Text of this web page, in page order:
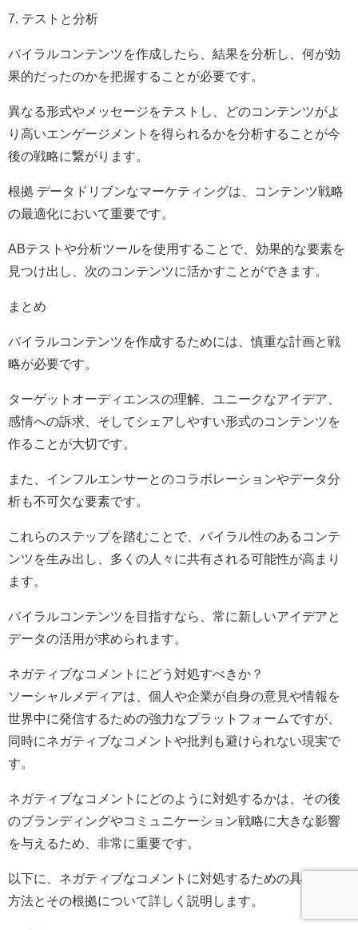
7. テストと分析
バイラルコンテンツを作成したら、結果を分析し、何が効
果的だったのかを把握することが必要です。
異なる形式やメッセージをテストし、どのコンテンツがよ
り高いエンゲージメントを得られるかを分析することが今
後の戦略に繋がります。
根拠 データドリブンなマーケティングは、コンテンツ戦略
の最適化において重要です。
ABテストや分析ツールを使用することで、効果的な要素を
見つけ出し、次のコンテンツに活かすことができます。
まとめ
バイラルコンテンツを作成するためには、慎重な計画と戦
略が必要です。
ターゲットオーディエンスの理解、ユニークなアイデア、
感情への訴求、そしてシェアしやすい形式のコンテンツを
作ることが大切です。
また、インフルエンサーとのコラボレーションやデータ分
析も不可欠な要素です。
これらのステップを踏むことで、バイラル性のあるコンテ
ンツを生み出し、多くの人々に共有される可能性が高まり
ます。
バイラルコンテンツを目指すなら、常に新しいアイデアと
データの活用が求められます。
ネガティブなコメントにどう対処すべきか？
ソーシャルメディアは、個人や企業が自身の意見や情報を
世界中に発信するための強力なプラットフォームですが、
同時にネガティブなコメントや批判も避けられない現実で
す。
ネガティブなコメントにどのように対処するかは、その後
のブランディングやコミュニケーション戦略に大きな影響
を与えるため、非常に重要です。
以下に、ネガティブなコメントに対処するための具体的な
方法とその根拠について詳しく説明します。